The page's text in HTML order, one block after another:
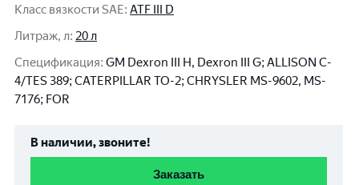
Класс вязкости SAE: ATF III D
Литраж, л: 20 л
Спецификация: GM Dexron III H, Dexron III G; ALLISON C-
4/TES 389; CATERPILLAR TO-2; CHRYSLER MS-9602, MS-
7176; FOR
В наличии, звоните!
Заказать